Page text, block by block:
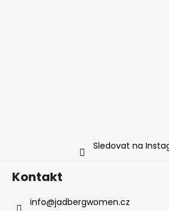
Sledovat na
Kontakt
info@jadbergwomen.cz